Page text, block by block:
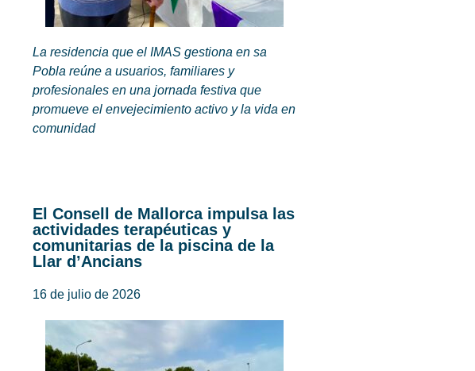
La residencia que el IMAS gestiona en sa
Pobla reúne a usuarios, familiares y
profesionales en una jornada festiva que
promueve el envejecimiento activo y la vida en
comunidad
El Consell de Mallorca impulsa las
actividades terapéuticas y
comunitarias de la piscina de la
Llar d’Ancians
16 de julio de 2026